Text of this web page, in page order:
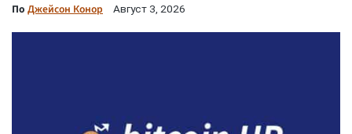
По Джейсон Конор Август 3, 2026